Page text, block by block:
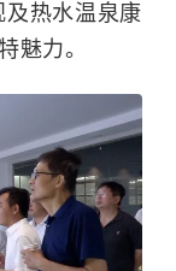
热水温泉康
魅力。